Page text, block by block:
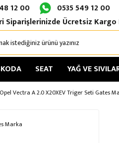
12 00 0535 549 12 00
Siparişlerinizde Ücretsiz
SEAT YAĞ VE
Opel Vectra A 2.0 X20XEV Triger Seti Gates